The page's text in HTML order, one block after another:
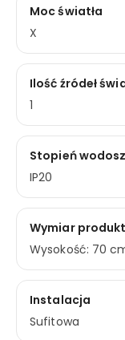
Moc światła
X
Ilość źródeł
1
Stopień
IP20
Wymiar
Wysokość: 70
Instalacja
Sufitowa